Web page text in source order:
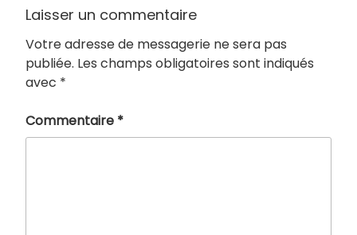
Laisser un commentaire
Votre adresse de messagerie ne sera pas
publiée. Les champs obligatoires sont indiqués
avec *
Commentaire *